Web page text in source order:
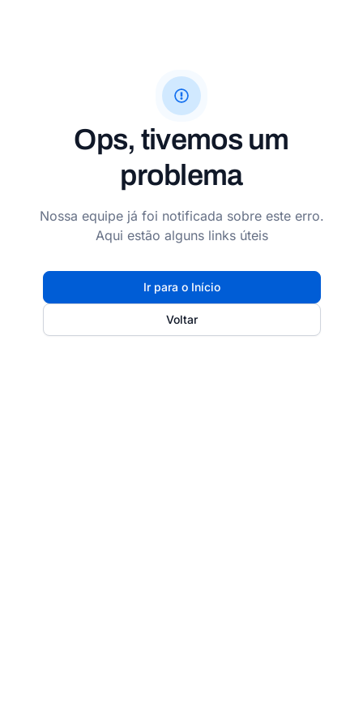
Ops, tivemos um
problema
Nossa equipe já foi notificada sobre este erro.
Aqui estão alguns links úteis
Ir para o Início
Voltar